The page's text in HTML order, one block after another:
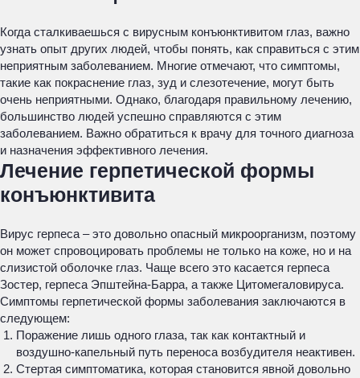
Когда сталкиваешься с вирусным конъюнктивитом глаз, важно
узнать опыт других людей, чтобы понять, как справиться с этим
неприятным заболеванием. Многие отмечают, что симптомы,
такие как покраснение глаз, зуд и слезотечение, могут быть
очень неприятными. Однако, благодаря правильному лечению,
большинство людей успешно справляются с этим
заболеванием. Важно обратиться к врачу для точного диагноза
и назначения эффективного лечения.
Лечение герпетической формы
конъюнктивита
Вирус герпеса – это довольно опасный микроорганизм, поэтому
он может спровоцировать проблемы не только на коже, но и на
слизистой оболочке глаз. Чаще всего это касается герпеса
Зостер, герпеса Эпштейна-Барра, а также Цитомегаловируса.
Симптомы герпетической формы заболевания заключаются в
следующем:
Поражение лишь одного глаза, так как контактный и
воздушно-капельный путь переноса возбудителя неактивен.
Стертая симптоматика, которая становится явной довольно